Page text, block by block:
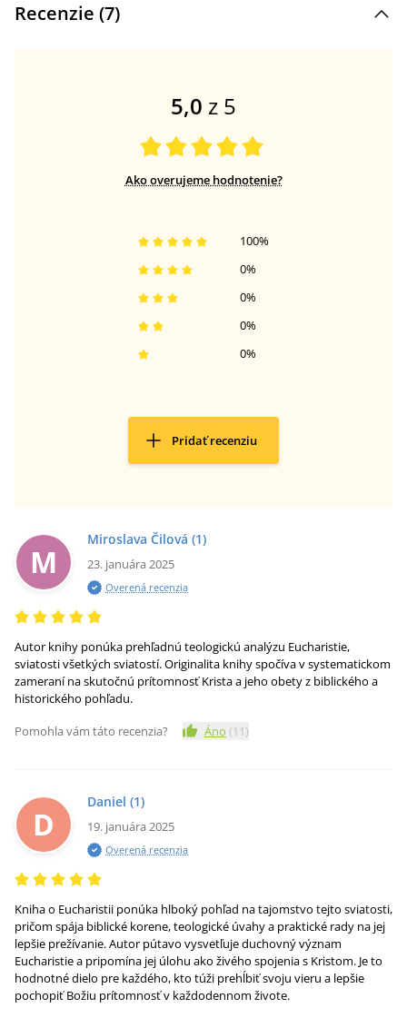
Recenzie (7)
5,0 z 5
Ako overujeme hodnotenie?
0%
0%
0%
0%
100%
Pridať recenziu
M
Miroslava Čilová (1)
23. januára 2025
Overená recenzia
Autor knihy ponúka prehľadnú teologickú analýzu Eucharistie,
sviatosti všetkých sviatostí. Originalita knihy spočíva v systematickom
zameraní na skutočnú prítomnosť Krista a jeho obety z biblického a
historického pohľadu.
Pomohla vám táto recenzia?
Áno (11)
D
Daniel (1)
19. januára 2025
Overená recenzia
Kniha o Eucharistii ponúka hlboký pohľad na tajomstvo tejto sviatosti,
pričom spája biblické korene, teologické úvahy a praktické rady na jej
lepšie prežívanie. Autor pútavo vysvetľuje duchovný význam
Eucharistie a pripomína jej úlohu ako živého spojenia s Kristom. Je to
hodnotné dielo pre každého, kto túži prehĺbiť svoju vieru a lepšie
pochopiť Božiu prítomnosť v každodennom živote.